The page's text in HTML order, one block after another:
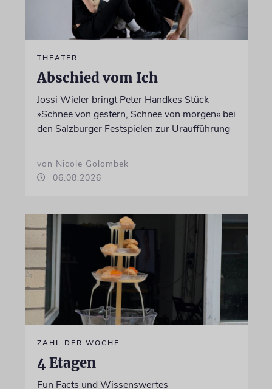
THEATER
Abschied vom Ich
Jossi Wieler bringt Peter Handkes Stück
»Schnee von gestern, Schnee von morgen« bei
den Salzburger Festspielen zur Uraufführung
von Nicole Golombek
06.08.2026
ZAHL DER WOCHE
4 Etagen
Fun Facts und Wissenswertes